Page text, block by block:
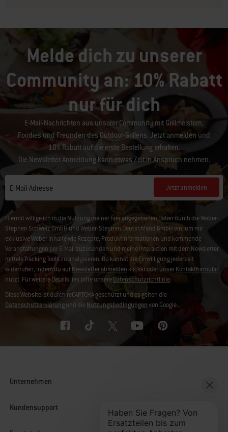
Melde dich zu unserer
Community an: 10% Rabatt
nur für dich
E-Mail-Nachrichten aus unserer Community mit Grillmeistern,
Foodies und Freunden des Outdoor-Grillens. Jetzt anmelden und
10% Rabatt auf die erste Bestellung erhalten.
Die Newsletter Anmeldung kann etwas Zeit in Anspruch nehmen.
E-Mail-Adresse Jetzt anmelden
Hiermit willige ich in die Nutzung meiner hier angegebenen Daten durch die Weber-
Stephen Schweiz GmbH und Weber-Stephen Deutschland GmbH ein, um mir
exklusive Weber Inhalte wie Rezepte, Produktinformationen und kommende
Veranstaltungen per E-Mail zuzusenden und meine Interaktion mit dem Newsletter
mittels Tracking Tools zu analysieren. Du kannst die Einwilligung jederzeit
widerrufen, indem du aufNewsletter abmelden klickst oder unserKontaktformular
nutzt. Für weitere Details lies bitte unsereDatenschutzrichtlinie.
Diese Website ist durch reCAPTCHA geschützt und es gelten die
Datenschutzerklärungund dieNutzungsbedingungenvon Google.
Unternehmen
Kundensupport